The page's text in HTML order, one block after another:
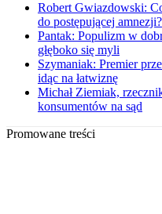
Robert Gwiazdowski:
do postępującej amnezji?
Pantak: Populizm w
głęboko się myli
Szymaniak: Premier
idąc na łatwiznę
Michał Ziemiak,
konsumentów na sąd
Promowane treści